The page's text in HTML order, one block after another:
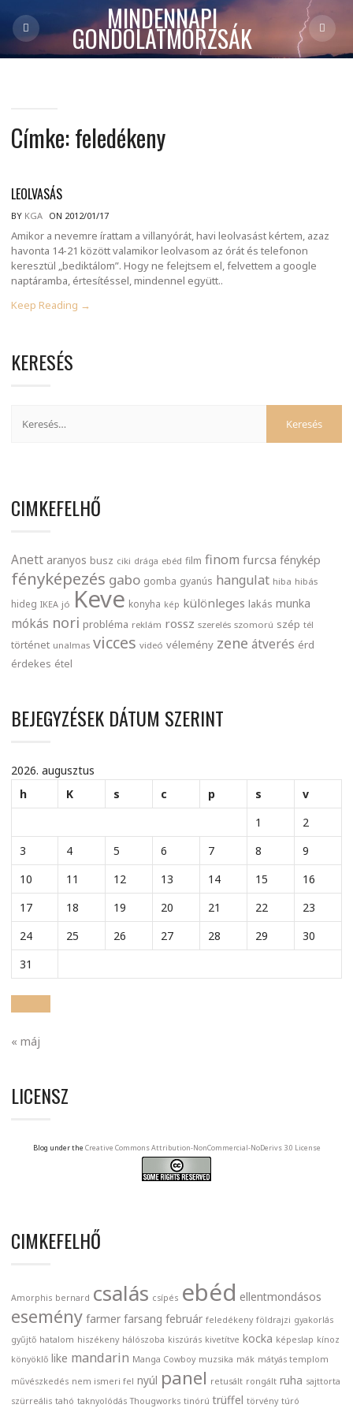
MINDENNAPI
GONDOLATMORZSÁK
Címke:feledékeny
LEOLVASÁS
BY KGA ON 2012/01/17
Amikor a nevemre írattam a villanyórát, havi leolvasást kértem, azaz
havonta 14-21 között valamikor leolvasom az órát és telefonon
keresztül „bediktálom”. Hogy ne felejtsem el, felvettem a google
naptáramba, értesítéssel, mindennel együtt..
Keep Reading →
KERESÉS
CIMKEFELHŐ
Anett aranyos busz ciki drága ebéd film finom furcsa fénykép
fényképezés gabo gomba gyanús hangulat hiba hibás
hideg IKEA jó Keve konyha kép különleges lakás munka
mókás nori probléma reklám rossz szerelés szomorú szép tél
történet unalmas vicces videó vélemény zene átverés érd
érdekes étel
BEJEGYZÉSEK DÁTUM SZERINT
2026. augusztus
h
K s c p s
v
1
2
3
4 5 6 7 8
9
10
11 12 13 14 15
16
17
18 19 20 21 22
23
24
25 26 27 28 29
30
31
« máj
LICENSZ
Blog under the Creative Commons Attribution-NonCommercial-NoDerivs 3.0 License
CIMKEFELHŐ
Amorphis bernard csalás csípés ebéd ellentmondásos
esemény farmer farsang február feledékeny földrajzi gyakorlás
gyűjtő hatalom hiszékeny hálószoba kiszúrás kivetítve kocka képeslap kínoz
könyöklő like mandarin Manga Cowboy muzsika mák mátyás templom
művészkedés nem ismeri fel nyúl panel retusált rongált ruha sajttorta
szürreális tahó taknyolódás Thougworks tinórú trüffel törvény túró